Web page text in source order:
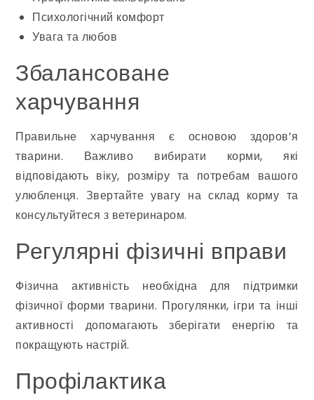
Психологічний комфорт
Увага та любов
Збалансоване
харчування
Правильне харчування є основою здоров’я
тварини. Важливо вибирати корми, які
відповідають віку, розміру та потребам вашого
улюбленця. Звертайте увагу на склад корму та
консультуйтеся з ветеринаром.
Регулярні фізичні вправи
Фізична активність необхідна для підтримки
фізичної форми тварини. Прогулянки, ігри та інші
активності допомагають зберігати енергію та
покращують настрій.
Профілактика